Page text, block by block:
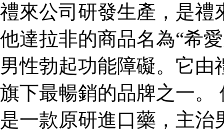
禮來公司研發生產，是禮
他達拉非的商品名為“希
男性勃起功能障礙。它
旗下最暢銷的品牌之一。
是一款原研進口藥，主